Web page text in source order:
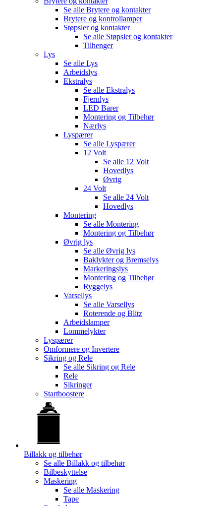
Se alle Brytere og kontakter
Brytere og kontrollamper
Støpsler og kontakter
Se alle Støpsler og kontakter
Tilhenger
Lys
Se alle Lys
Arbeidslys
Ekstralys
Se alle Ekstralys
Fjernlys
LED Barer
Montering og Tilbehør
Nærlys
Lyspærer
Se alle Lyspærer
12 Volt
Se alle 12 Volt
Hovedlys
Øvrig
24 Volt
Se alle 24 Volt
Hovedlys
Montering
Se alle Montering
Montering og Tilbehør
Øvrig lys
Se alle Øvrig lys
Baklykter og Bremselys
Markeringslys
Montering og Tilbehør
Ryggelys
Varsellys
Se alle Varsellys
Roterende og Blitz
Arbeidslamper
Lommelykter
Lyspærer
Omformere og Invertere
Sikring og Rele
Se alle Sikring og Rele
Rele
Sikringer
Startboostere
Billakk og tilbehør
Se alle Billakk og tilbehør
Bilbeskyttelse
Maskering
Se alle Maskering
Tape